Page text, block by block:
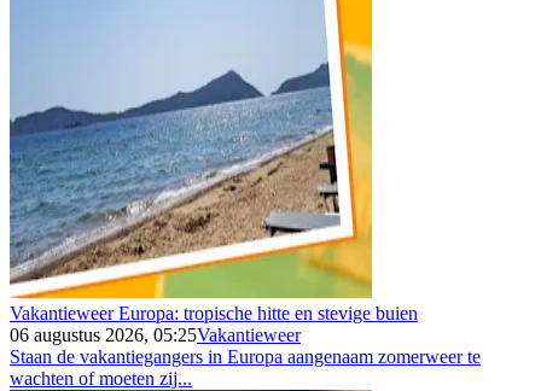
Vakantieweer Europa: tropische hitte en stevige buien
06 augustus 2026, 05:25Vakantieweer
Staan de vakantiegangers in Europa aangenaam zomerweer te
wachten of moeten zij...